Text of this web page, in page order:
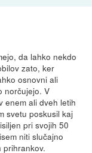
da lahko nekdo
zato, ker
osnovni ali
norčujejo. V
enem ali dveh letih
svetu poskusil kaj
pri svojih 50
niti slučajno
prihrankov.